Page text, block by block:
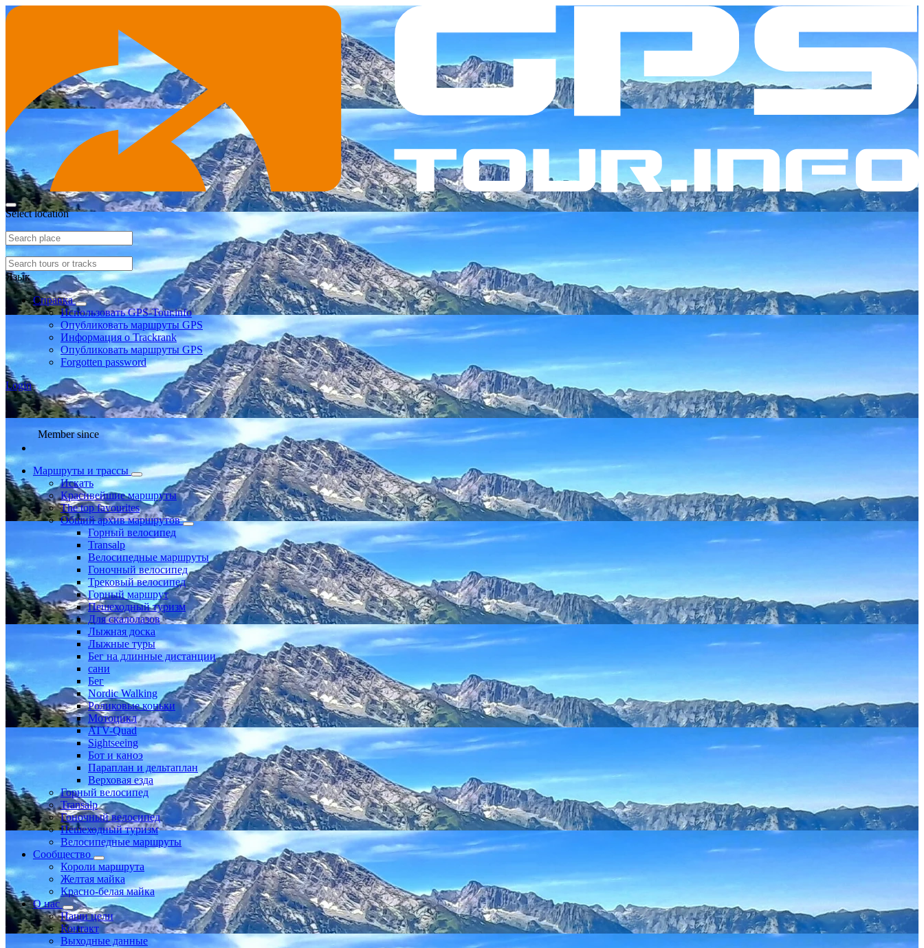
Select location
Язык
Справка
Использовать GPS-Tour.info
Опубликовать маршруты GPS
Информация о Trackrank
Опубликовать маршруты GPS
Forgotten password
Login
Member since
Маршруты и трассы
Искать
Красивейшие маршруты
The top favourites
Общий архив маршрутов
Горный велосипед
Transalp
Велосипедные маршруты
Гоночный велосипед
Трековый велосипед
Горный маршрут
Пешеходный туризм
Для скалолазов
Лыжная доска
Лыжные туры
Бег на длинные дистанции
сани
Бег
Nordic Walking
Роликовые коньки
Мотоцикл
ATV-Quad
Sightseeing
Бот и каноэ
Параплан и дельтаплан
Верховая езда
Горный велосипед
Transalp
Гоночный велосипед
Пешеходный туризм
Велосипедные маршруты
Сообщество
Короли маршрута
Желтая майка
Красно-белая майка
О нас
Наши цели
Контакт
Выходные данные